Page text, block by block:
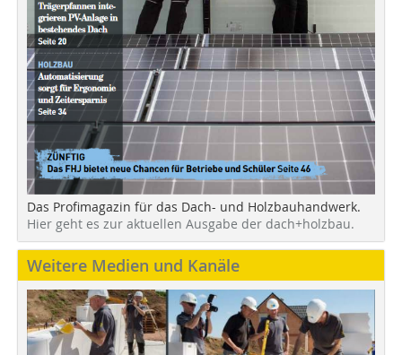
Das Profimagazin für das Dach- und Holzbauhandwerk.
Hier geht es zur aktuellen Ausgabe der dach+holzbau.
Weitere Medien und Kanäle